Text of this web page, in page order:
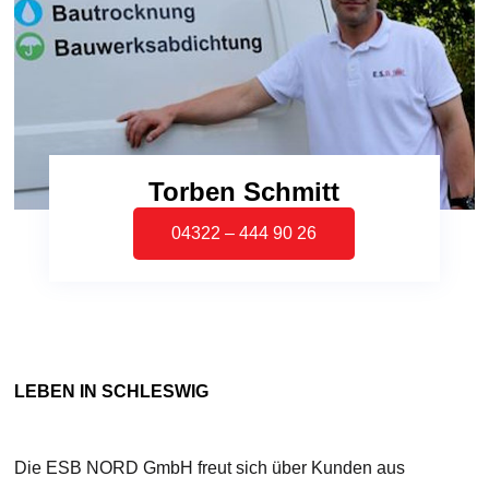
Torben Schmitt
04322 – 444 90 26
LEBEN IN SCHLESWIG
Die ESB NORD GmbH freut sich über Kunden aus